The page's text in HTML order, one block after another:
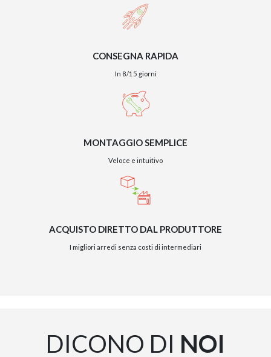
GIANO WOOD –
CONSEGNA RAPIDA
In 8/15 giorni
MONTAGGIO SEMPLICE
Veloce e intuitivo
ACQUISTO DIRETTO DAL PRODUTTORE
I migliori arredi senza costi di intermediari
DICONO DI NOI